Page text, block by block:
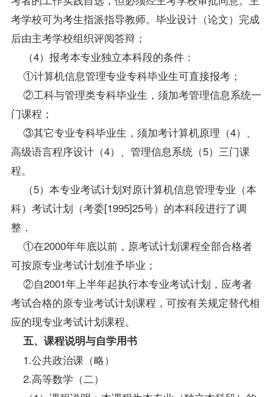
考学校可为考生指派指导教师。毕业设计（论文）完成
后由主考学校组织评阅答辩；
（4）报考本专业独立本科段的条件：
①计算机信息管理专业专科毕业生可直接报考；
②工科与管理类专科毕业生，须加考管理信息系统一
门课程；
③其它专业专科毕业生，须加考计算机原理（4）、
高级语言程序设计（4）、 管理信息系统（5）三门课
程。
（5）本专业考试计划对原计算机信息管理专业（本
科） 考试计划（考委[1995]25号）的本科段进行了调
整，
①在2000年年底以前，原考试计划课程全部合格者
可按原专业考试计划准予毕业；
②自2001年上半年起执行本专业考试计划，应考者
考试合格的原专业考试计划课程，可按有关规定替代相
应的现专业考试计划课程。
五、课程说明与自学用书
1.公共政治课（略）
2.高等数学（二）